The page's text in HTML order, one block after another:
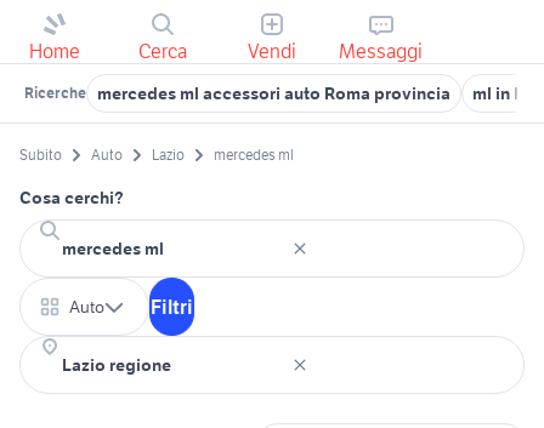
Home Cerca Vendi Messaggi
Ricerche mercedes ml accessori auto Roma provincia ml in
Subito Auto Lazio mercedes ml
Cosa cerchi?
Auto Filtri